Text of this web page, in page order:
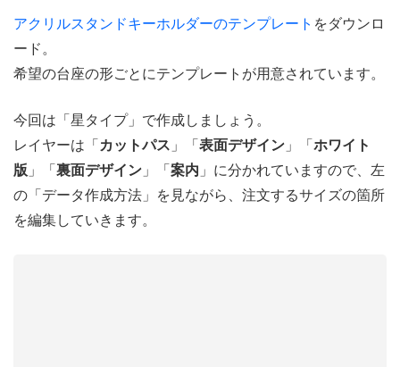
アクリルスタンドキーホルダーのテンプレート をダウンロ
ード。
希望の台座の形ごとにテンプレートが用意されています。
今回は「星タイプ」で作成しましょう。
レイヤーは「 カットパス 」「 表面デザイン 」「 ホワイト
版 」「 裏面デザイン 」「 案内 」に分かれていますので、左
の「データ作成方法」を見ながら、注文するサイズの箇所
を編集していきます。